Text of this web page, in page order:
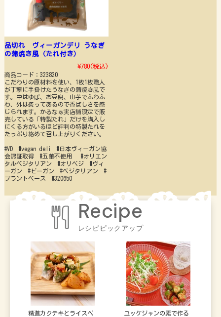
品切れ ヴィーガンデリ うなぎ
の蒲焼き風（たれ付き）
¥780(税込)
商品コード：323820
こだわりの原材料を使い、1枚1枚職人
が丁寧に手掛けたうなぎの蒲焼き風で
す。中はゆば、お豆腐、山芋でふわふ
わ、外は炙ってあるので香ばしさを感
じられます。かるなぁ実店舗限定で販
売している「特製たれ」だけを購入し
にくる方がいるほど評判の特製たれを
たっぷり絡めて召し上がりください。
#VD #vegan deli #日本ヴィーガン協
会認証取得 #五葷不使用 #オリエン
タルベジタリアン #オリベジ #ヴィ
ーガン #ビーガン #ベジタリアン #
プラントベース #320650
レシピピックアップ
精進カクテキとライスペ
ユッケジャンの素で作る